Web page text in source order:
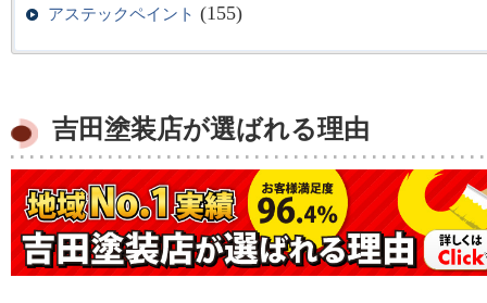
アステックペイント (155)
吉田塗装店が選ばれる理由